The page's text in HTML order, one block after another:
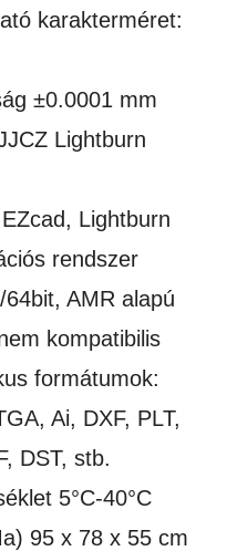
karakterméret:
±0.0001 mm
Lightburn
Lightburn
rendszer
AMR alapú
kompatibilis
formátumok:
Ai, DXF, PLT,
DST, stb.
5°C-40°C
95 x 78 x 55 cm